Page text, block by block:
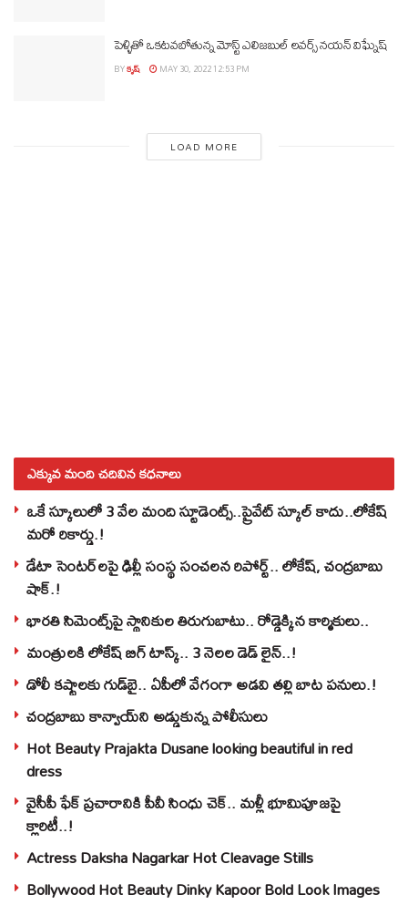
పెళ్ళితో ఒకటవబోతున్న మోస్ట్ ఎలిజబుల్ లవర్స్ నయన్ విఘ్నేష్
BYకృష్ MAY 30, 2022 12:53 PM
LOAD MORE
ఎక్కువ మంది చదివిన కధనాలు
ఒకే స్కూలులో 3 వేల మంది స్టూడెంట్స్‌..ప్రైవేట్‌ స్కూల్‌ కాదు..లోకేష్
మరో రికార్డు.!
డేటా సెంటర్‌లపై ఢిల్లీ సంస్థ సంచలన రిపోర్ట్.. లోకేష్‌, చంద్రబాబు
షాక్‌.!
భారతి సిమెంట్స్‌పై స్థానికుల తిరుగుబాటు.. రోడ్డెక్కిన కార్మికులు..
మంత్రులకి లోకేష్‌ బిగ్‌ టాస్క్‌.. 3 నెలల డెడ్‌ లైన్‌..!
డోలీ కష్టాలకు గుడ్‌బై.. ఏపీలో వేగంగా అడవి తల్లి బాట పనులు.!
చంద్రబాబు కాన్వాయ్‌ని అడ్డుకున్న పోలీసులు
Hot Beauty Prajakta Dusane looking beautiful in red
dress
వైసీపీ ఫేక్ ప్రచారానికి పీవీ సింధు చెక్.. మళ్లీ భూమిపూజపై
క్లారిటీ..!
Actress Daksha Nagarkar Hot Cleavage Stills
Bollywood Hot Beauty Dinky Kapoor Bold Look Images